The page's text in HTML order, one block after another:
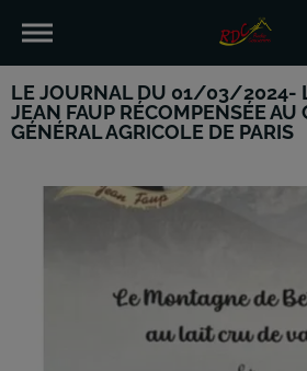
LE JOURNAL DU 01/03/2024-
JEAN FAUP RÉCOMPENSÉE AU
GÉNÉRAL AGRICOLE DE PARIS